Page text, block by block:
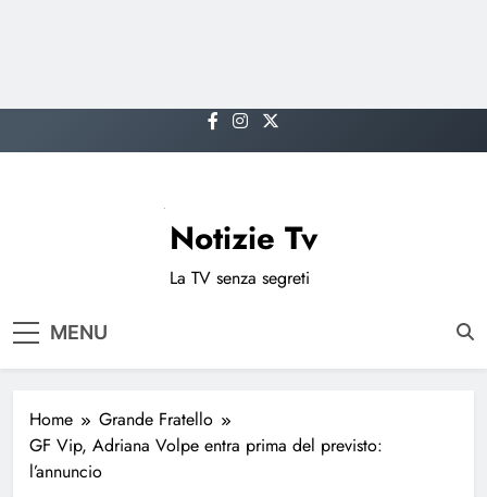
to
Notizie Tv
La TV senza segreti
MENU
Home
Grande Fratello
GF Vip, Adriana Volpe entra prima del previsto:
l’annuncio